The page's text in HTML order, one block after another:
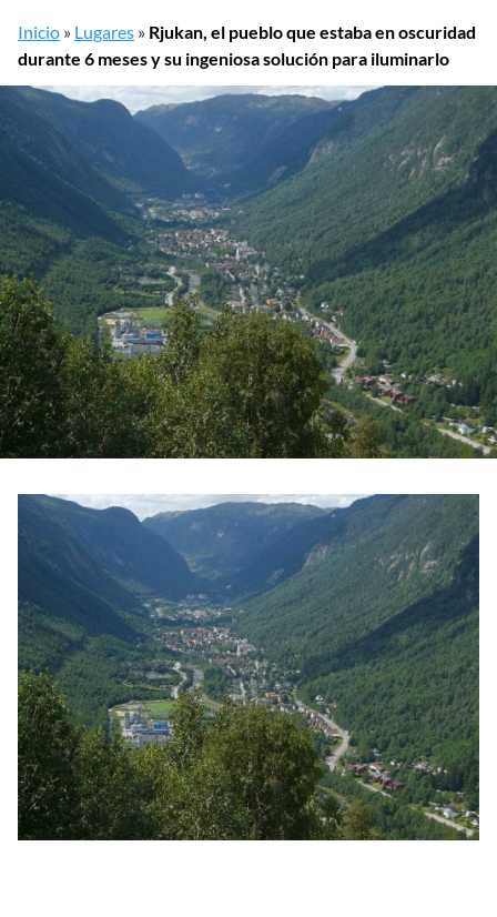
Inicio » Lugares » Rjukan, el pueblo que estaba en oscuridad
durante 6 meses y su ingeniosa solución para iluminarlo